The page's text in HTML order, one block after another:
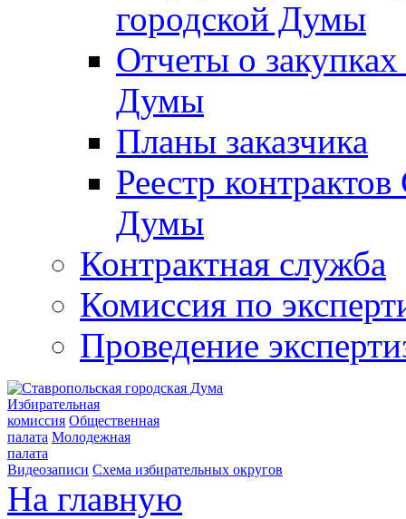
городской Думы
Отчеты о
Думы
Планы заказчика
Реестр
Думы
Контрактная служба
Комиссия по
Проведение
Избирательная
комиссия Общественная
палата Молодежная
палата
Видеозаписи Схема избирательных округов
На главную